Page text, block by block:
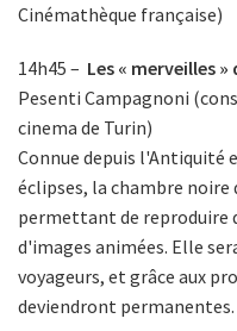
Cinémathèque française)
14h45 – Les « merveilles
Pesenti Campagnoni
cinema de Turin)
Connue depuis l'Antiquité
éclipses, la chambre
permettant de reproduire
d'images animées. Elle
voyageurs, et grâce aux
deviendront permanentes.